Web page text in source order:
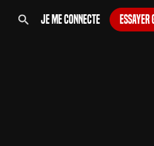
Je me connecte